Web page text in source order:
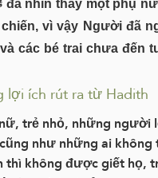
vì vậy Người đã
các bé trai chưa đến
lợi ích rút ra từ Hadith
trẻ nhỏ, những người
như những ai không
thì không được giết họ,